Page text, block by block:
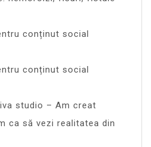
conținut social
conținut social
studio – Am creat
ca să vezi realitatea din